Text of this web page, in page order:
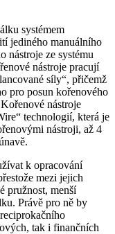
systémem
jediného manuálního
nástroje ze systému
nástroje pracují
síly“, přičemž
pro posun kořenového
nástroje
technologií, která je
nástroji, až 4
k opracování
mezi jejich
pružnost, menší
Právě pro ně by
tak i finančních